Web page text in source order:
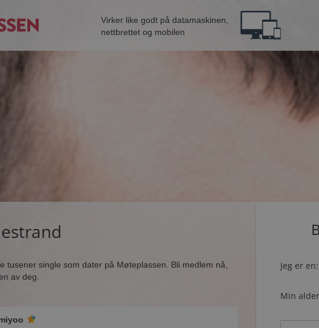
Virker like godt på datamaskinen,
nettbrettet og mobilen
tusener single som dater på Møteplassen. Bli medlem nå,
av deg.
Jeg er en:
Min